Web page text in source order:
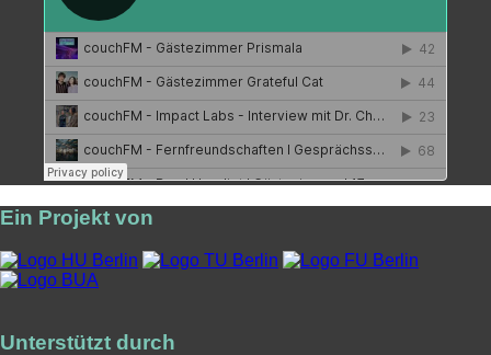
Ein Projekt von
Unterstützt durch